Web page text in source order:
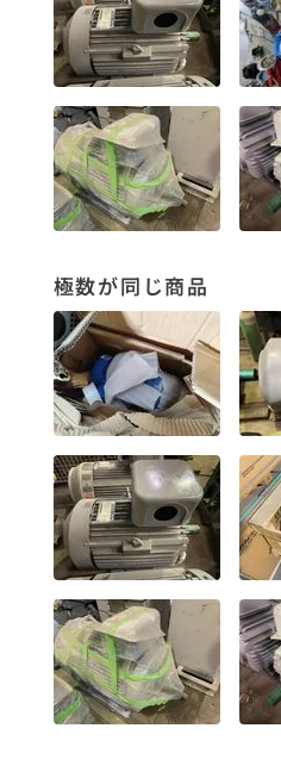
極数が同じ商品